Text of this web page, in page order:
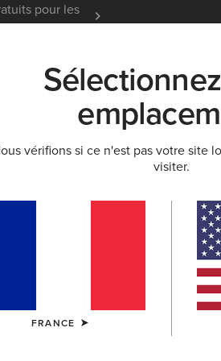
pour les
NOUVEAUTÉS & SÉLECTIONS
Guides des
PANTALONS
vérifions si ce n'est pas votre site
visiter.
FRANCE